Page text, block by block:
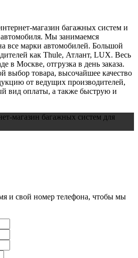
магазин багажных систем и
автомобиля. Мы занимаемся
все марки автомобилей. Большой
как Thule, Атлант, LUX. Весь
в Москве, отгрузка в день заказа.
выбор товара, высочайшее качество
от ведущих производителей,
вид оплаты, а также быструю и
магазин багажных систем для
и свой номер телефона, чтобы мы